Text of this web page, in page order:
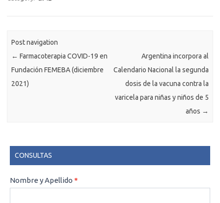
Post navigation
← Farmacoterapia COVID-19 en
Fundación FEMEBA (diciembre
2021)
Argentina incorpora al
Calendario Nacional la segunda
dosis de la vacuna contra la
varicela para niñas y niños de 5
años →
CONSULTAS
CONSULTAS
Nombre y Apellido *